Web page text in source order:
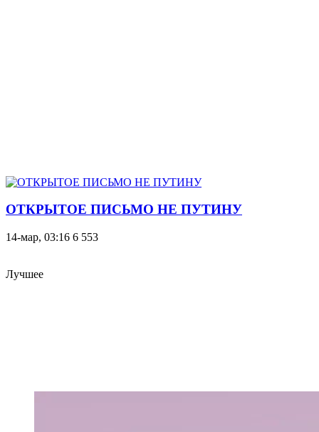
ОТКРЫТОЕ ПИСЬМО НЕ ПУТИНУ
14-мар, 03:16 6 553
Лучшее